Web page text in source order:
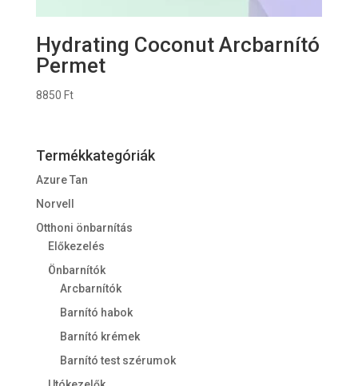
Hydrating Coconut Arcbarnító
Permet
8850 Ft
Termékkategóriák
Azure Tan
Norvell
Otthoni önbarnítás
Előkezelés
Önbarnítók
Arcbarnítók
Barnító habok
Barnító krémek
Barnító test szérumok